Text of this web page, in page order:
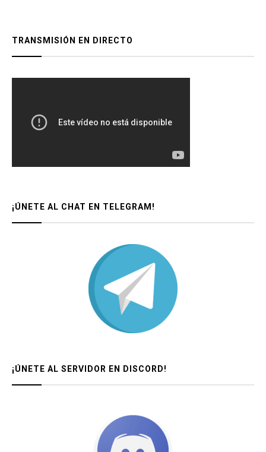
TRANSMISIÓN EN DIRECTO
¡ÚNETE AL CHAT EN TELEGRAM!
¡ÚNETE AL SERVIDOR EN DISCORD!